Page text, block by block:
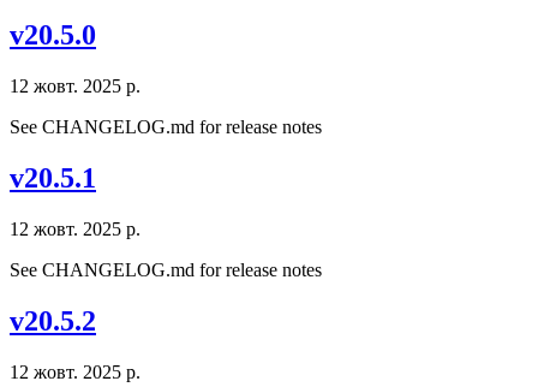
v20.5.0
12 жовт. 2025 р.
See CHANGELOG.md for release notes
v20.5.1
12 жовт. 2025 р.
See CHANGELOG.md for release notes
v20.5.2
12 жовт. 2025 р.